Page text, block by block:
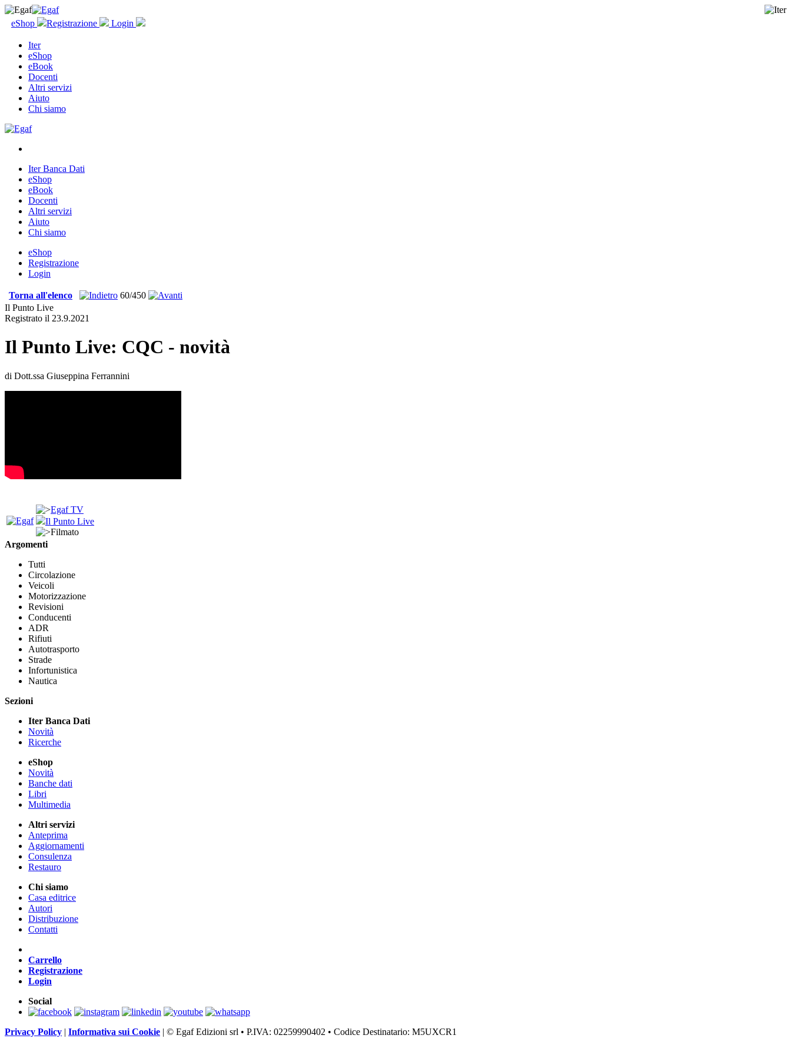
eShop Registrazione Login
Iter
eShop
eBook
Docenti
Altri servizi
Aiuto
Chi siamo
Iter Banca Dati
eShop
eBook
Docenti
Altri servizi
Aiuto
Chi siamo
eShop
Registrazione
Login
Torna all'elenco
60/450
Il Punto Live
Registrato il 23.9.2021
Il Punto Live: CQC - novità
di Dott.ssa Giuseppina Ferrannini
Egaf TV
Il Punto Live
Filmato
Argomenti
Tutti
Circolazione
Veicoli
Motorizzazione
Revisioni
Conducenti
ADR
Rifiuti
Autotrasporto
Strade
Infortunistica
Nautica
Sezioni
Iter Banca Dati
Novità
Ricerche
eShop
Novità
Banche dati
Libri
Multimedia
Altri servizi
Anteprima
Aggiornamenti
Consulenza
Restauro
Chi siamo
Casa editrice
Autori
Distribuzione
Contatti
Carrello
Registrazione
Login
Social
Privacy Policy | Informativa sui Cookie | © Egaf Edizioni srl • P.IVA: 02259990402 • Codice Destinatario: M5UXCR1